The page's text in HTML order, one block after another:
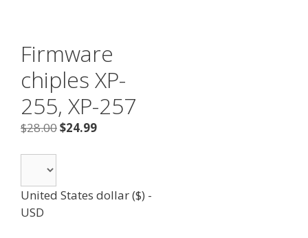
Firmware
chiples XP-
255, XP-257
$28.00$24.99
United States dollar ($) -
USD